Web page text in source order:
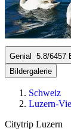
Genial 5.8/6457
Bildergalerie
Schweiz
Luzern-
Citytrip Luzern